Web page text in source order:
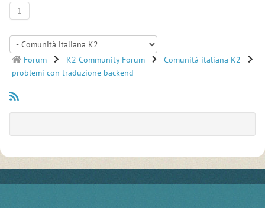
1
Forum K2 Community Forum
Comunità italiana K2
problemi con traduzione backend